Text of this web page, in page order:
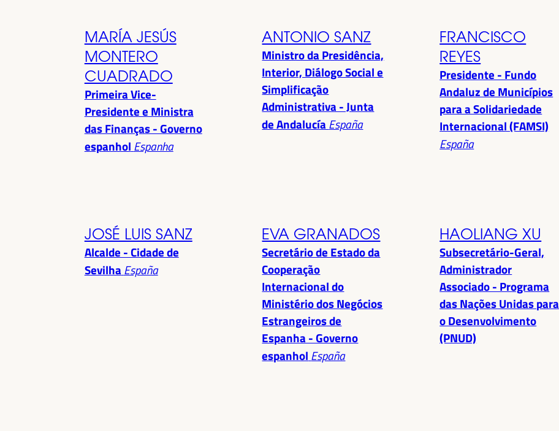
MARÍA JESÚS
MONTERO
CUADRADO
Primeira Vice-
Presidente e Ministra
das Finanças - Governo
espanhol Espanha
ANTONIO SANZ
Ministro da Presidência,
Interior, Diálogo Social e
Simplificação
Administrativa - Junta
de Andalucía España
FRANCISCO
REYES
Presidente - Fundo
Andaluz de Municípios
para a Solidariedade
Internacional (FAMSI)
España
JOSÉ LUIS SANZ
Alcalde - Cidade de
Sevilha España
EVA GRANADOS
Secretário de Estado da
Cooperação
Internacional do
Ministério dos Negócios
Estrangeiros de
Espanha - Governo
espanhol España
HAOLIANG XU
Subsecretário-Geral,
Administrador
Associado - Programa
das Nações Unidas para
o Desenvolvimento
(PNUD)